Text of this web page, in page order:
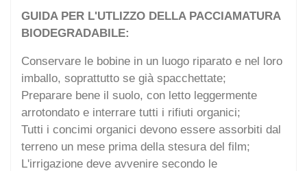
GUIDA PER L'UTLIZZO DELLA PACCIAMATURA
BIODEGRADABILE:
Conservare le bobine in un luogo riparato e nel loro
imballo, soprattutto se già spacchettate;
Preparare bene il suolo, con letto leggermente
arrotondato e interrare tutti i rifiuti organici;
Tutti i concimi organici devono essere assorbiti dal
terreno un mese prima della stesura del film;
L'irrigazione deve avvenire secondo le